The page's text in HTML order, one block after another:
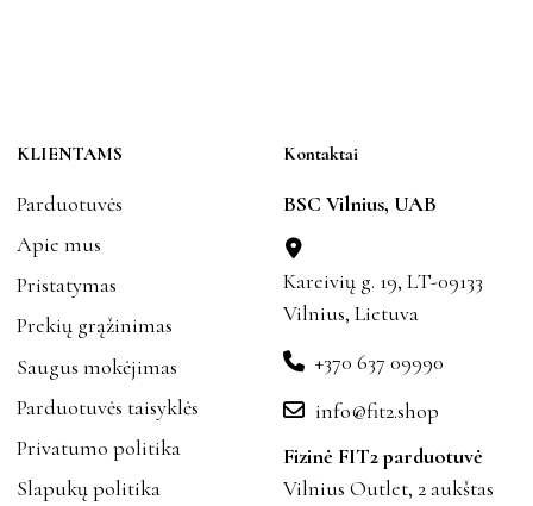
KLIENTAMS
Parduotuvės
Apie mus
Pristatymas
Prekių grąžinimas
Saugus mokėjimas
Parduotuvės taisyklės
Privatumo politika
Slapukų politika
Kontaktai
BSC Vilnius, UAB
Kareivių g. 19, LT-09133
Vilnius, Lietuva
+370 637 09990
info@fit2.shop
Fizinė FIT2 parduotuvė
Vilnius Outlet, 2 aukštas